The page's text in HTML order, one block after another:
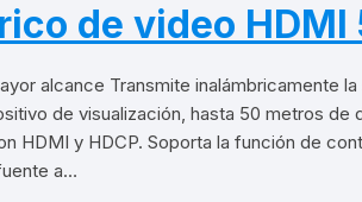
de video HDMI
alcance Transmite inalámbricamente
de visualización, hasta 50 metros de
HDMI y HDCP. Soporta la función de
a…